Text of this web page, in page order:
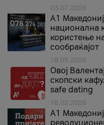
03.07.2026
A1
национална
користење
сообраќајот
18.05.2026
Овој
скопски
safe dating
16.02.2026
А1